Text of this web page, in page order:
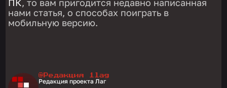
ПК, то вам пригодится недавно написанная
нами статья, о способах поиграть в
мобильную версию.
@Редакция 1lag
Редакция проекта Лаг